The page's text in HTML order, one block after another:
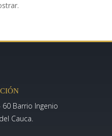
60 Barrio Ingenio
Cauca.